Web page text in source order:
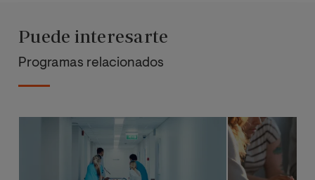
Puede interesarte
Programas relacionados